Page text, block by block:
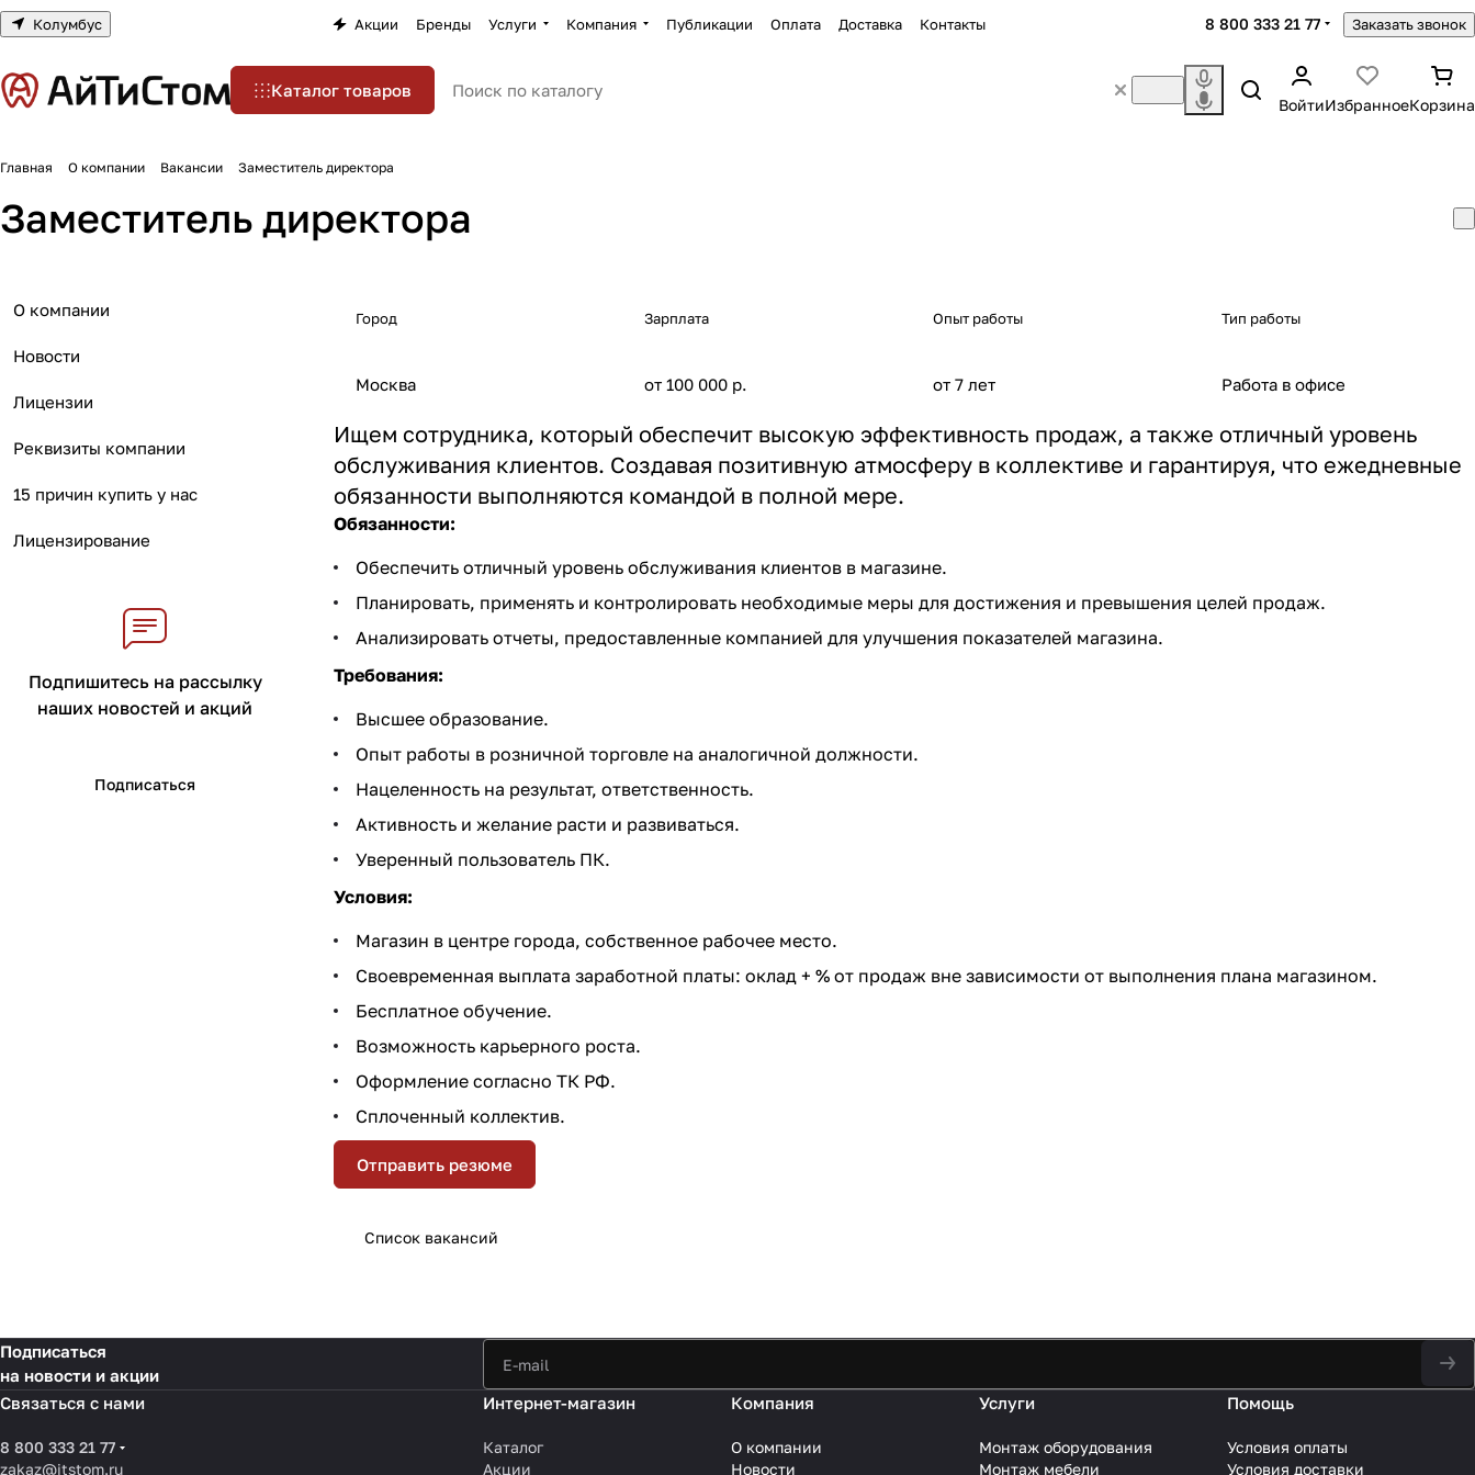
Колумбус Акции Бренды Услуги Компания Публикации Оплата Доставка Контакты 8 800 333 21 77 Заказать звонок
Каталог товаров
ВойтиИзбранноеКорзина
Главная О компании Вакансии Заместитель директора
Заместитель директора
Город
Москва
Зарплата
от 100 000 р.
Опыт работы
от 7 лет
Тип работы
Работа в офисе
Ищем сотрудника, который обеспечит высокую эффективность продаж, а также отличный уровень
обслуживания клиентов. Создавая позитивную атмосферу в коллективе и гарантируя, что ежедневные
обязанности выполняются командой в полной мере.
Обязанности:
Обеспечить отличный уровень обслуживания клиентов в магазине.
Планировать, применять и контролировать необходимые меры для достижения и превышения целей продаж.
Анализировать отчеты, предоставленные компанией для улучшения показателей магазина.
Требования:
Высшее образование.
Опыт работы в розничной торговле на аналогичной должности.
Нацеленность на результат, ответственность.
Активность и желание расти и развиваться.
Уверенный пользователь ПК.
Условия:
Магазин в центре города, собственное рабочее место.
Своевременная выплата заработной платы: оклад + % от продаж вне зависимости от выполнения плана магазином.
Бесплатное обучение.
Возможность карьерного роста.
Оформление согласно ТК РФ.
Сплоченный коллектив.
Отправить резюме
Список вакансий
О компании
Новости
Лицензии
Реквизиты компании
15 причин купить у нас
Лицензирование
Подпишитесь на рассылку
наших новостей и акций
Подписаться
Подписаться
на новости и акции
Связаться с нами
8 800 333 21 77
zakaz@itstom.ru
Интернет-магазин
Каталог
Акции
Компания
О компании
Новости
Услуги
Монтаж оборудования
Монтаж мебели
Помощь
Условия оплаты
Условия доставки